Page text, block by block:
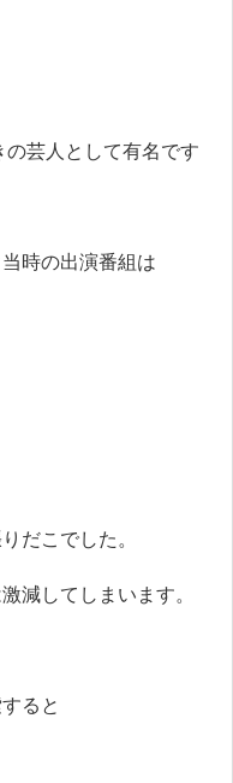
芸人として有名です
時の出演番組は
だこでした。
減してしまいます。
ると